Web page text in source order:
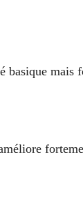
basique mais